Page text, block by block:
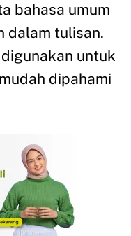
bahasa umum
dalam tulisan.
untuk
dipahami